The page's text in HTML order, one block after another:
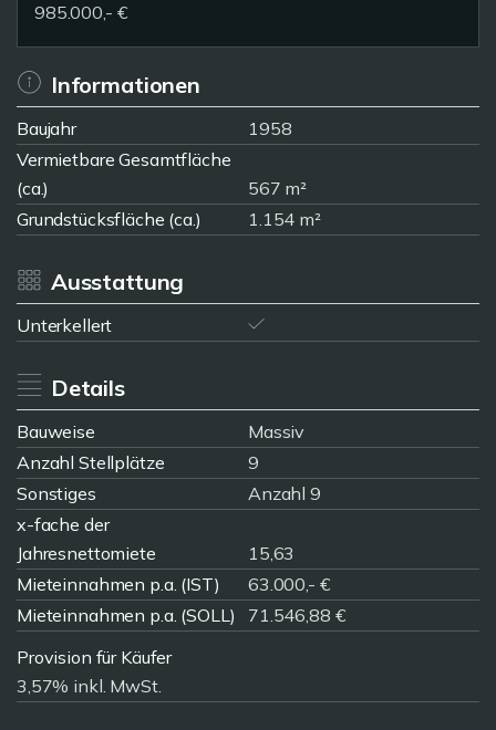
985.000,- €
Informationen
Baujahr
1958
Vermietbare Gesamtfläche
(ca.)
567 m²
Grundstücksfläche (ca.)
1.154 m²
Ausstattung
Unterkellert
Details
Bauweise
Massiv
Anzahl Stellplätze
9
Sonstiges
Anzahl 9
x-fache der
Jahresnettomiete
15,63
Mieteinnahmen p.a. (IST)
63.000,- €
Mieteinnahmen p.a. (SOLL)
71.546,88 €
Provision für Käufer
3,57% inkl. MwSt.